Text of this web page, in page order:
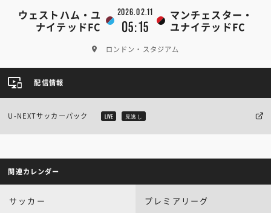
ウェストハム・ユ
ナイテッドFC
2026.02.11
05:15
マンチェスター・
ユナイテッドFC
ロンドン・スタジアム
配信情報
U-NEXTサッカーパック LIVE 見逃し
関連カレンダー
サッカー プレミアリーグ